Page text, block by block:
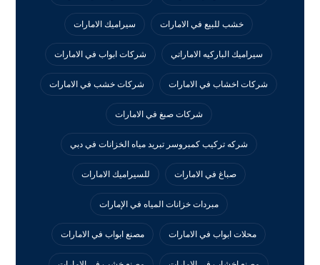
خشب للبيع في الامارات سيراميك الامارات
سيراميك الباركيه الاماراتي شركات ابواب في الامارات
شركات اخشاب في الامارات شركات خشب في الامارات
شركات صبغ في الامارات
شركه تركيب كمبروسر تبريد مياه الخزانات في دبي
صباغ في الامارات للسيراميك الامارات
مبردات خزانات المياه في الإمارات
محلات ابواب في الامارات مصنع ابواب في الامارات